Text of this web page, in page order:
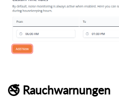
🚭 Rauchwarnungen